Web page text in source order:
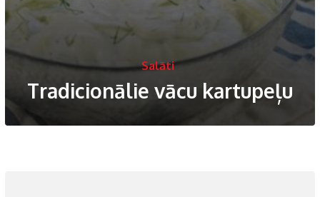
Salāti
Tradicionālie vācu kartupeļu